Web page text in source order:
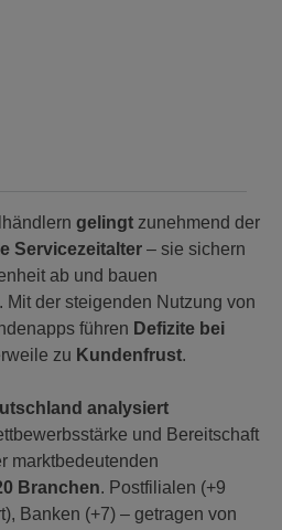
gelingt zunehmend der
Servicezeitalter – sie sichern
ab und bauen
der steigenden Nutzung von
führen Defizite bei
zu Kundenfrust.
analysiert
und Bereitschaft
marktbedeutenden
Branchen. Postfilialen (+9
Banken (+7) – getragen von